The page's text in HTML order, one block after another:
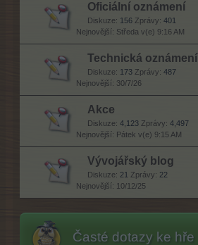
Oficiální oznámení
Diskuze: 156 Zprávy: 401
Středa v(e) 9:16 AM
Technická oznámení
Diskuze: 173 Zprávy: 487
30/7/26
Akce
Diskuze: 4,123 Zprávy: 4,497
Pátek v(e) 9:15 AM
Vývojářský blog
Diskuze: 21 Zprávy: 22
10/12/25
Časté dotazy ke hře